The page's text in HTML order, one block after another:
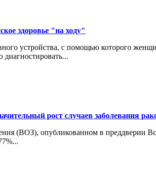
здоровье "на ходу"
устройства, с помощью которого
рост случаев заболевания
(ВОЗ), опубликованном в преддверии